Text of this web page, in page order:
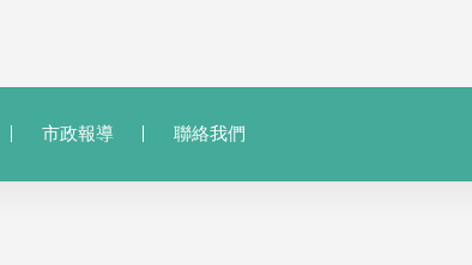
市政報導 聯絡我們